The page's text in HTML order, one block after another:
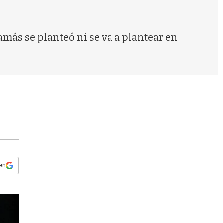
se planteó ni se va a plantear en